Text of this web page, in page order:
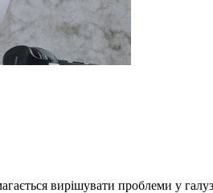
вирішувати проблеми у